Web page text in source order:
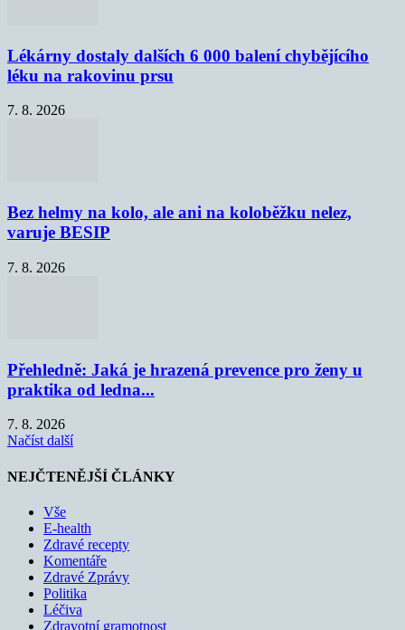
Lékárny dostaly dalších 6 000 balení chybějícího
léku na rakovinu prsu
7. 8. 2026
Bez helmy na kolo, ale ani na koloběžku nelez,
varuje BESIP
7. 8. 2026
Přehledně: Jaká je hrazená prevence pro ženy u
praktika od ledna...
7. 8. 2026
Načíst další
NEJČTENĚJŠÍ ČLÁNKY
Vše
E-health
Zdravé recepty
Komentáře
Zdravé Zprávy
Politika
Léčiva
Zdravotní gramotnost